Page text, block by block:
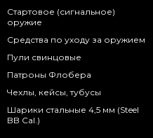
Стартовое (сигнальное)
оружие
Средства по уходу за оружием
Пули свинцовые
Патроны Флобера
Чехлы, кейсы, тубусы
Шарики стальные 4,5 мм (Steel
BB Cal.)